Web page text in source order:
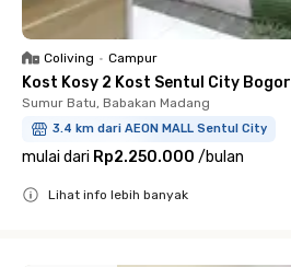
Coliving • Campur
Kost Kosy 2 Kost Sentul City Bogor
Sumur Batu, Babakan Madang
3.4 km dari AEON MALL Sentul City
mulai dari Rp2.250.000 /bulan
Lihat info lebih banyak